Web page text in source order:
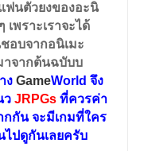
ฟนตัวยงของอะนิ
พราะเราจะได้
อบจากอนิเมะ
าจากต้นฉบับบ
ง GameWorld จึง
ว JRPGs ที่ควรค่า
กกัน จะมีเกมที่ใคร
ปดูกันเลยครับ